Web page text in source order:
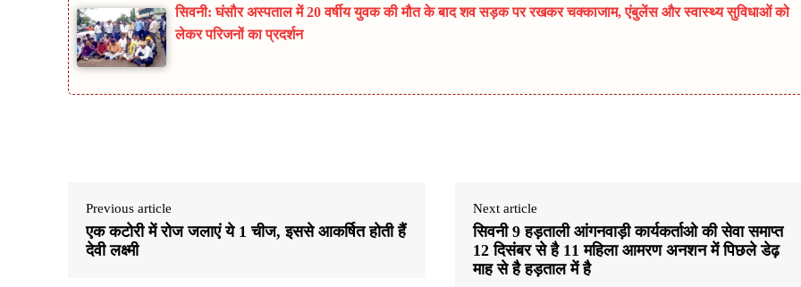
सिवनी: घंसौर अस्पताल में 20 वर्षीय युवक की मौत के बाद शव सड़क पर रखकर चक्काजाम, एंबुलेंस और स्वास्थ्य सुविधाओं को
लेकर परिजनों का प्रदर्शन
Previous article
एक कटोरी में रोज जलाएं ये 1 चीज, इससे आकर्षित होती हैं
देवी लक्ष्मी
Next article
सिवनी 9 हड़ताली आंगनवाड़ी कार्यकर्ताओ की सेवा समाप्त
12 दिसंबर से है 11 महिला आमरण अनशन में पिछले डेढ़
माह से है हड़ताल में है